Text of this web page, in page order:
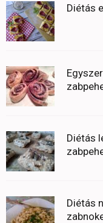
Diétás
Diétás
Diétás